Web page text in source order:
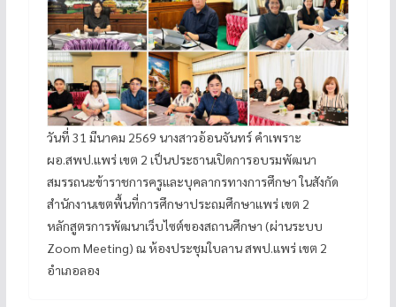
วันที่ 31 มีนาคม 2569 นางสาวอ้อนจันทร์ คำเพราะ
ผอ.สพป.แพร่ เขต 2 เป็นประธานเปิดการอบรมพัฒนา
สมรรถนะข้าราชการครูและบุคลากรทางการศึกษา ในสังกัด
สำนักงานเขตพื้นที่การศึกษาประถมศึกษาแพร่ เขต 2
หลักสูตรการพัฒนาเว็บไซต์ของสถานศึกษา (ผ่านระบบ
Zoom Meeting) ณ ห้องประชุมใบลาน สพป.แพร่ เขต 2
อำเภอลอง